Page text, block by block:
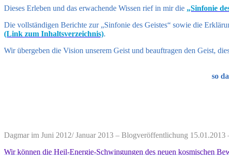
Dieses Erleben und das erwachende Wissen rief in mir die „Sinfonie
Die vollständigen Berichte zur „Sinfonie des Geistes“ sowie die
(Link zum Inhaltsverzeichnis).
Wir übergeben die Vision unserem Geist und beauftragen den Geist,
so
Dagmar im Juni 2012/ Januar 2013 – Blogveröffentlichung 15.01.2013
Wir können die Heil-Energie-Schwingungen des neuen kosmischen